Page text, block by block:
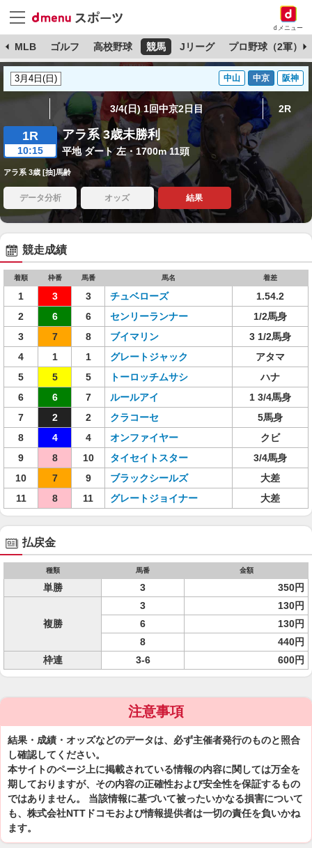
dメニュー
MLB ゴルフ 高校野球 競馬 Jリーグ プロ野球（2軍）
中山 中京 阪神
3/4(日) 1回中京2日目 2R
1R
10:15
アラ系 3歳未勝利
平地 ダート 左・1700m 11頭
アラ系 3歳 [抽]馬齢
データ分析 オッズ 結果
競走成績
着順 枠番 馬番 馬名 着差
1 3 3 チュベローズ
1.54.2
2
6 6 センリーランナー
1/2馬身
3
7 8 ブイマリン
3 1/2馬身
4
1 1 グレートジャック
アタマ
5
5 5 トーロッチムサシ
ハナ
6
6 7 ルールアイ
1 3/4馬身
7
2 2 クラコーセ
5馬身
8
4 4 オンファイヤー
クビ
9
8 10 タイセイトスター
3/4馬身
10
7 9 ブラックシールズ
大差
11
8 11 グレートジョイナー 大差
払戻金
種類 馬番 金額
単勝 3 350円
複勝
3
130円
6
130円
8
440円
枠連
3-6 600円
注意事項
結果・成績・オッズなどのデータは、必ず主催者発行のものと照合
し確認してください。
本サイトのページ上に掲載されている情報の内容に関しては万全を
期しておりますが、その内容の正確性および安全性を保証するもの
ではありません。 当該情報に基づいて被ったいかなる損害について
も、株式会社NTTドコモおよび情報提供者は一切の責任を負いかね
ます。